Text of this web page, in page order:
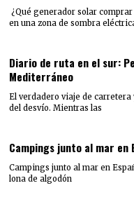
¿Qué generador solar
en una zona de sombra
Diario de ruta en el sur:
Mediterráneo
El verdadero viaje de
del desvío. Mientras las
Campings junto al mar en
Campings junto al mar en
lona de algodón